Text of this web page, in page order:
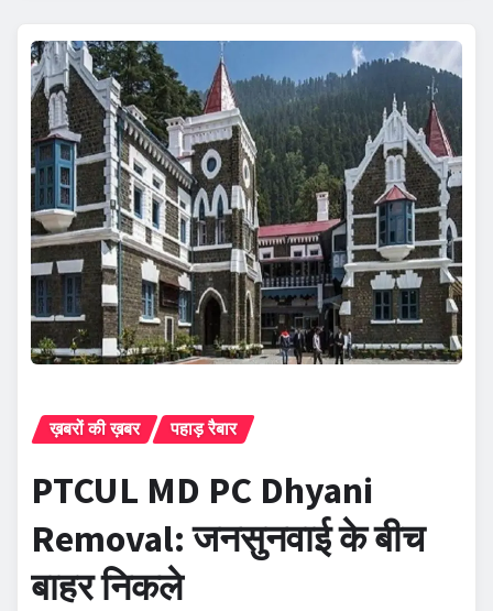
ख़बरों की ख़बर पहाड़ रैबार
PTCUL MD PC Dhyani
Removal: जनसुनवाई के बीच
बाहर निकले